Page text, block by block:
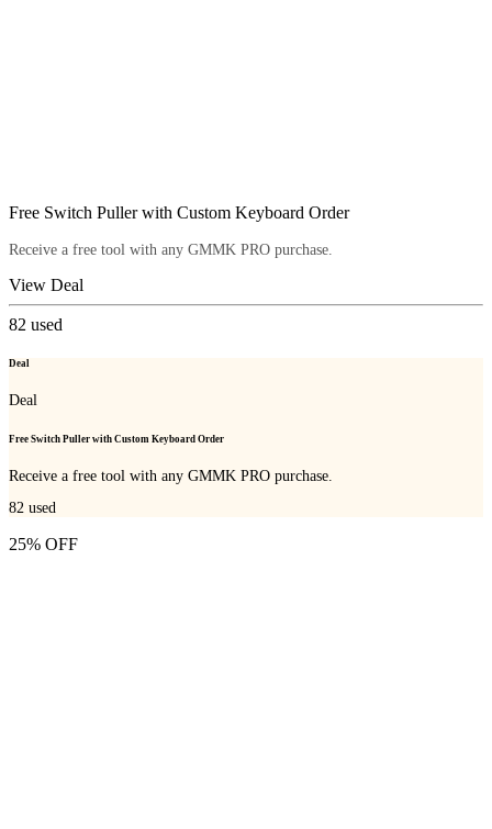
Free Switch Puller with Custom Keyboard Order
Receive a free tool with any GMMK PRO purchase.
View Deal
82 used
Deal
Deal
Free Switch Puller with Custom Keyboard Order
Receive a free tool with any GMMK PRO purchase.
82 used
25% OFF